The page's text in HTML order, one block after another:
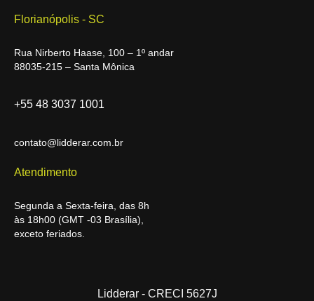
Florianópolis - SC
Rua Nirberto Haase, 100 – 1º andar
88035-215 – Santa Mônica
+55 48 3037 1001
contato@lidderar.com.br
Atendimento
Segunda a Sexta-feira, das 8h
às 18h00 (GMT -03 Brasília),
exceto feriados.
Lidderar - CRECI 5627J